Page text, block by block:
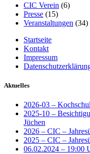
CIC Verein (6)
Presse (15)
Veranstaltungen (34)
Startseite
Kontakt
Impressum
Aktuelles
2026-03 –
2025-10 –
Jüchen
2026 – CIC –
2025 – CIC –
06.02.2024 – 19:00